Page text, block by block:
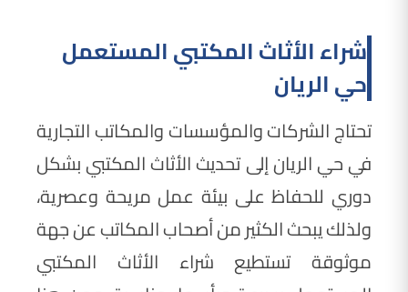
شراء الأثاث المكتبي المستعمل
حي الريان
تحتاج الشركات والمؤسسات والمكاتب التجارية
في حي الريان إلى تحديث الأثاث المكتبي بشكل
دوري للحفاظ على بيئة عمل مريحة وعصرية،
ولذلك يبحث الكثير من أصحاب المكاتب عن جهة
موثوقة تستطيع شراء الأثاث المكتبي